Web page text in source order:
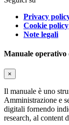
Privacy
Cookie policy
Note legali
Manuale operativo
×
Il manuale è uno
Amministrazione e
digitali fornendo
research, al content